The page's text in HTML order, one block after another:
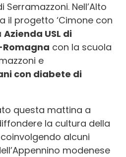
Nell’Alto
il progetto ‘Cimone con
Azienda USL di
Romagna con la scuola
e
con diabete di
questa mattina a
la cultura della
alcuni
modenese